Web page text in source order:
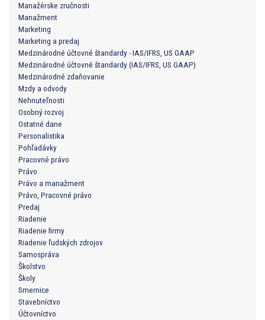
Manažérske zručnosti
Manažment
Marketing
Marketing a predaj
Medzinárodné účtovné štandardy - IAS/IFRS, US GAAP
Medzinárodné účtovné štandardy (IAS/IFRS, US GAAP)
Medzinárodné zdaňovanie
Mzdy a odvody
Nehnuteľnosti
Osobný rozvoj
Ostatné dane
Personalistika
Pohľadávky
Pracovné právo
Právo
Právo a manažment
Právo, Pracovné právo
Predaj
Riadenie
Riadenie firmy
Riadenie ľudských zdrojov
Samospráva
Školstvo
Školy
Smernice
Stavebníctvo
Účtovníctvo